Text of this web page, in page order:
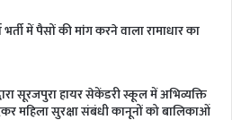
में पैसों की मांग करने वाला रामाधार का
सूरजपुरा हायर सेकेंडरी स्कूल में अभिव्यक्ति
महिला सुरक्षा संबंधी कानूनों को बालिकाओं